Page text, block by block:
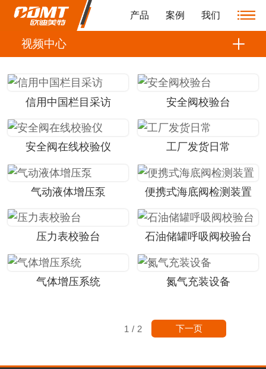
产品 案例 我们
视频中心
信用中国栏目采访 安全阀校验台
安全阀在线校验仪 工厂发货日常
气动液体增压泵 便携式海底阀检测装置
压力表校验台 石油储罐呼吸阀校验台
气体增压系统 氮气充装设备
1 / 2 下一页